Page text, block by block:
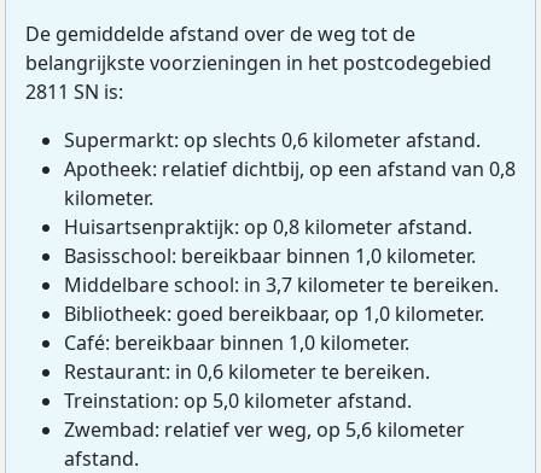
De gemiddelde afstand over de weg tot de
belangrijkste voorzieningen in het postcodegebied
2811 SN is:
Supermarkt: op slechts 0,6 kilometer afstand.
Apotheek: relatief dichtbij, op een afstand van 0,8
kilometer.
Huisartsenpraktijk: op 0,8 kilometer afstand.
Basisschool: bereikbaar binnen 1,0 kilometer.
Middelbare school: in 3,7 kilometer te bereiken.
Bibliotheek: goed bereikbaar, op 1,0 kilometer.
Café: bereikbaar binnen 1,0 kilometer.
Restaurant: in 0,6 kilometer te bereiken.
Treinstation: op 5,0 kilometer afstand.
Zwembad: relatief ver weg, op 5,6 kilometer
afstand.